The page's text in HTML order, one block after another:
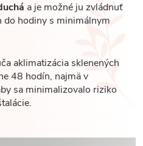
a je možné ju zvládnuť
do hodiny s minimálnym
aklimatizácia sklenených
48 hodín, najmä v
sa minimalizovalo riziko